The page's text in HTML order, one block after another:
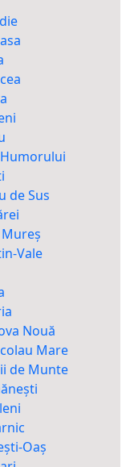
de Sus
Vale
Nouă
Mare
de Munte
Oaș